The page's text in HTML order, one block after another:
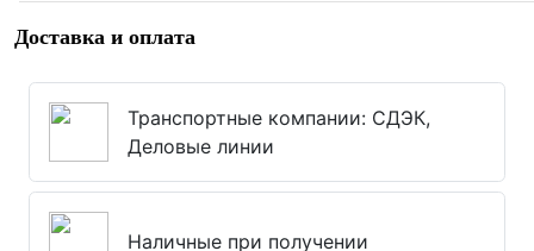
Доставка и оплата
Транспортные компании: СДЭК,
Деловые линии
Наличные при получении